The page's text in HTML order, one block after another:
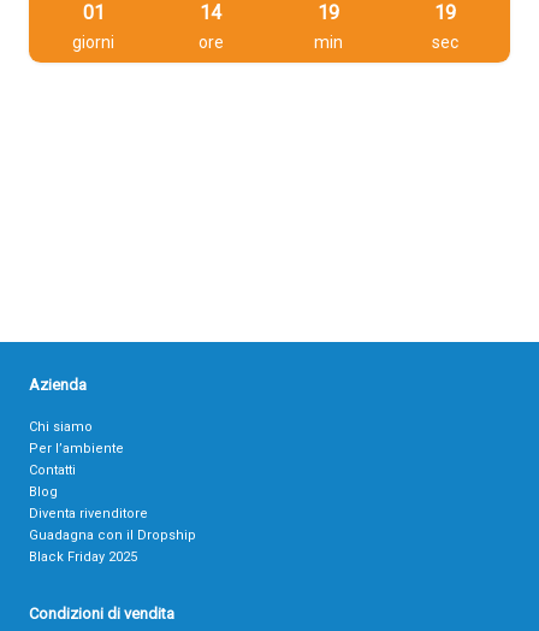
01
giorni
14
ore
19
min
18
sec
Azienda
Chi siamo
Per l’ambiente
Contatti
Blog
Diventa rivenditore
Guadagna con il Dropship
Black Friday 2025
Condizioni di vendita